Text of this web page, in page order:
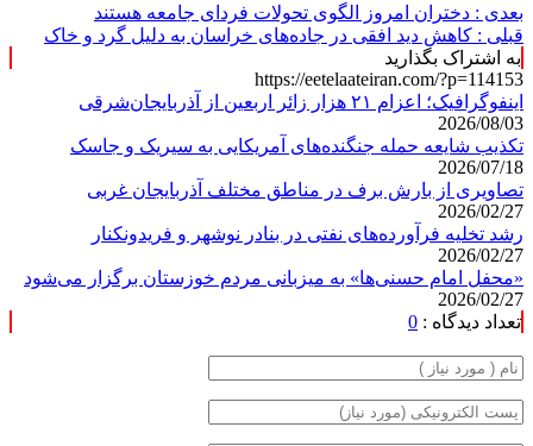
بعدی : دختران امروز الگوی تحولات فردای جامعه‌ هستند
قبلی : کاهش دید افقی در جاده‌های خراسان به دلیل گرد و خاک
به اشتراک بگذارید
https://eetelaateiran.com/?p=114153
اینفوگرافیک؛ اعزام ۲۱ هزار زائر اربعین از آذربایجان‌شرقی
2026/08/03
تکذیب شایعه حمله جنگنده‌های آمریکایی به سیریک و جاسک
2026/07/18
تصاویری از بارش برف در مناطق مختلف آذربایجان غربی
2026/02/27
رشد تخلیه فرآورده‌های نفتی در بنادر نوشهر و فریدونکنار
2026/02/27
«محفل امام حسنی‌ها» به میزبانی مردم خوزستان برگزار می‌شود
2026/02/27
تعداد دیدگاه : 0